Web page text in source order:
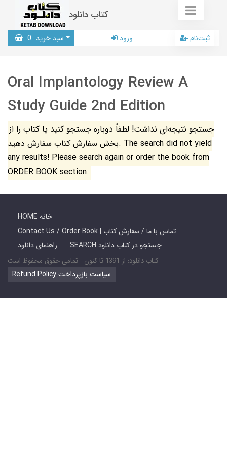
کتاب دانلود
سبد خرید 0 ورود ثبت‌نام
Oral Implantology Review A
Study Guide 2nd Edition
جستجو نتیجه‌ای نداشت! لطفاً دوباره جستجو کنید یا کتاب را از
بخش سفارش کتاب سفارش دهید. The search did not yield
any results! Please search again or order the book from
ORDER BOOK section.
HOME خانه
Contact Us / Order Book | تماس با ما / سفارش کتاب
راهنمای دانلود
SEARCH جستجو در کتاب دانلود
کتاب دانلود: از 1391 تا کنون - تمامی حقوق محفوظ است
Refund Policy سیاست بازپرداخت